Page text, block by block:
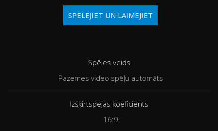
SPĒLĒJIET UN LAIMĒJIET
Spēles veids
Pazemes video spēļu automāts
Izšķirtspējas koeficients
16:9